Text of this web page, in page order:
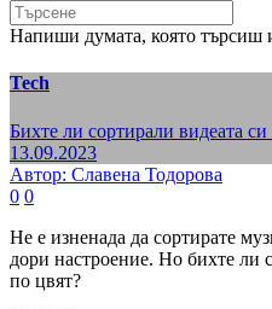
Напиши думата, която търсиш
Tech
Бихте ли сортирали видеата си
13.09.2023
Автор: Славена Тодорова
0 0
Не е изненада да сортирате
дори настроение. Но бихте ли
по цвят?